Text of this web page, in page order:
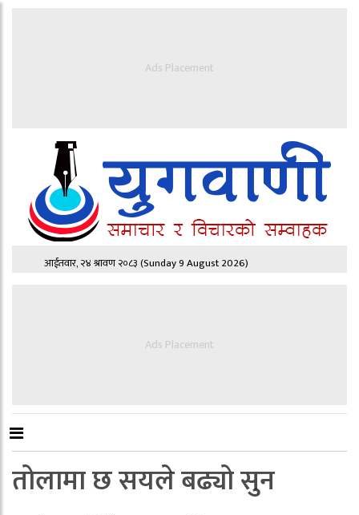
Ads Placement
आईतवार, २४ श्रावण २०८३(Sunday 9 August 2026)
Ads Placement
तोलामा छ सयले बढ्यो सुन